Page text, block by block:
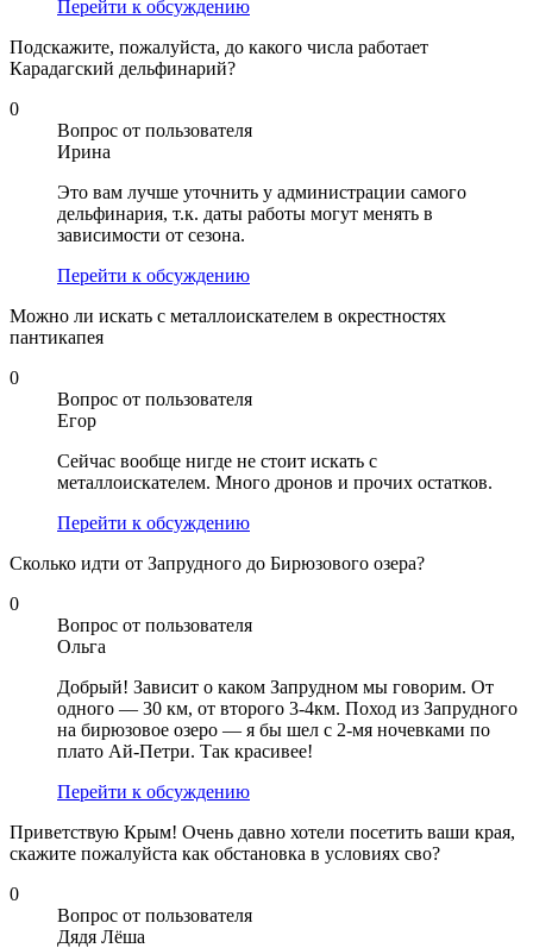
Перейти к обсуждению
Подскажите, пожалуйста, до какого числа работает
Карадагский дельфинарий?
0
Вопрос от пользователя
Ирина
Это вам лучше уточнить у администрации самого
дельфинария, т.к. даты работы могут менять в
зависимости от сезона.
Перейти к обсуждению
Можно ли искать с металлоискателем в окрестностях
пантикапея
0
Вопрос от пользователя
Егор
Сейчас вообще нигде не стоит искать с
металлоискателем. Много дронов и прочих остатков.
Перейти к обсуждению
Сколько идти от Запрудного до Бирюзового озера?
0
Вопрос от пользователя
Ольга
Добрый! Зависит о каком Запрудном мы говорим. От
одного — 30 км, от второго 3-4км. Поход из Запрудного
на бирюзовое озеро — я бы шел с 2-мя ночевками по
плато Ай-Петри. Так красивее!
Перейти к обсуждению
Приветствую Крым! Очень давно хотели посетить ваши края,
скажите пожалуйста как обстановка в условиях сво?
0
Вопрос от пользователя
Дядя Лёша